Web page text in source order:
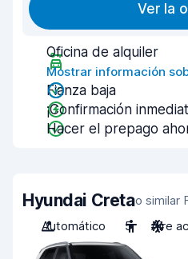
Ver la
Oficina de alquiler
Mostrar información
Fianza baja
¡Confirmación
Hacer el prepago
Hyundai Cretao similar
Automático
5 Aire